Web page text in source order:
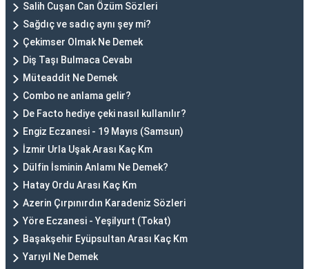
Salih Cuşan Can Özüm Sözleri
Sağdıç ve sadıç aynı şey mi?
Çekimser Olmak Ne Demek
Diş Taşı Bulmaca Cevabı
Müteaddit Ne Demek
Combo ne anlama gelir?
De Facto hediye çeki nasıl kullanılır?
Engiz Eczanesi - 19 Mayıs (Samsun)
İzmir Urla Uşak Arası Kaç Km
Dülfin İsminin Anlamı Ne Demek?
Hatay Ordu Arası Kaç Km
Azerin Çırpınırdın Karadeniz Sözleri
Yöre Eczanesi - Yeşilyurt (Tokat)
Başakşehir Eyüpsultan Arası Kaç Km
Yarıyıl Ne Demek